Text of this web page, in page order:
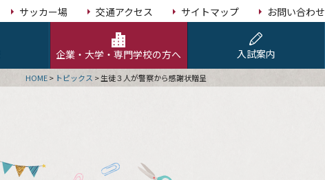
サッカー場 交通アクセス サイトマップ お問い合わせ
企業・大学・専門学校の方へ 入試案内
HOME> トピックス >生徒３人が警察から感謝状贈呈